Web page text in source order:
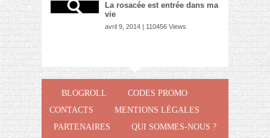
La rosacée est entrée dans ma
vie
avril 9, 2014 | 110456 Views
BLOGROLL
CODES PROMO
CONTACTS
MENTIONS LÉGALES
PARTENAIRES
QUI SOMMES-NOUS ?